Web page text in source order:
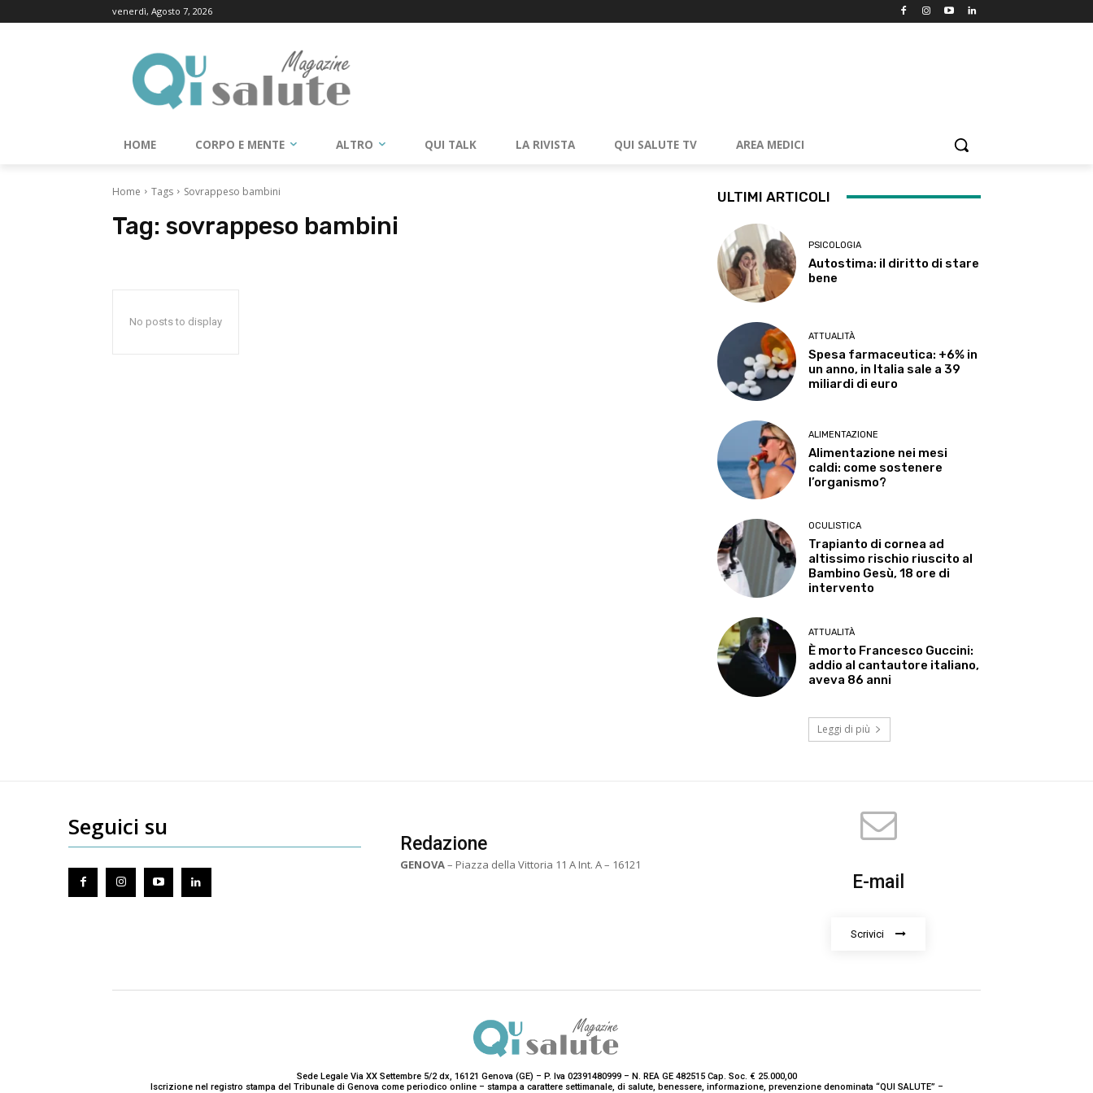
venerdì, Agosto 7, 2026
HOME CORPO E MENTE ALTRO QUI TALK LA RIVISTA QUI SALUTE TV AREA MEDICI
Home Tags Sovrappeso bambini
Tag: sovrappeso bambini
No posts to display
ULTIMI ARTICOLI
PSICOLOGIA
Autostima: il diritto di stare
bene
ATTUALITÀ
Spesa farmaceutica: +6% in
un anno, in Italia sale a 39
miliardi di euro
ALIMENTAZIONE
Alimentazione nei mesi
caldi: come sostenere
l’organismo?
OCULISTICA
Trapianto di cornea ad
altissimo rischio riuscito al
Bambino Gesù, 18 ore di
intervento
ATTUALITÀ
È morto Francesco Guccini:
addio al cantautore italiano,
aveva 86 anni
Leggi di più
Seguici su
Redazione
GENOVA– Piazza della Vittoria 11 A Int. A – 16121
E-mail
Scrivici
Sede Legale Via XX Settembre 5/2 dx, 16121 Genova (GE) – P. Iva 02391480999 – N. REA GE 482515 Cap. Soc. € 25.000,00
Iscrizione nel registro stampa del Tribunale di Genova come periodico online – stampa a carattere settimanale, di salute, benessere, informazione, prevenzione denominata “QUI SALUTE” –